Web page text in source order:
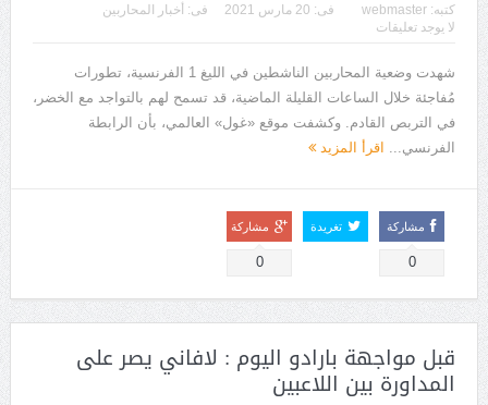
كتبه: webmaster فى: 20 مارس 2021 فى: أخبار المحاربين
لا يوجد تعليقات
شهدت وضعية المحاربين الناشطين في الليغ 1 الفرنسية، تطورات
مُفاجئة خلال الساعات القليلة الماضية، قد تسمح لهم بالتواجد مع الخضر،
في التربص القادم. وكشفت موقع «غول» العالمي، بأن الرابطة
الفرنسي...
اقرأ المزيد
مشاركة
0
تغريدة مشاركة
0
قبل مواجهة بارادو اليوم : لافاني يصر على
المداورة بين اللاعبين